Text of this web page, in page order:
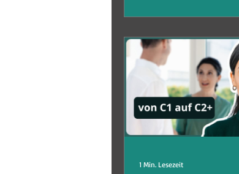
1 Min. Lesezeit